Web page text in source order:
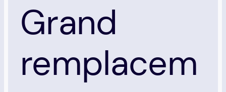
Grand
remplacem